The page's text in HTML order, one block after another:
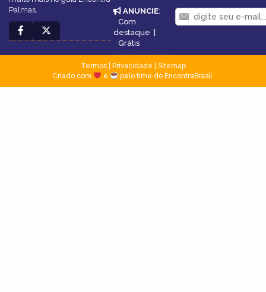
Palmas.
ANUNCIE:
Com
destaque
Grátis
Termos| Privacidade
Sitemap
Criado com
e pelo time do EncontraBrasil